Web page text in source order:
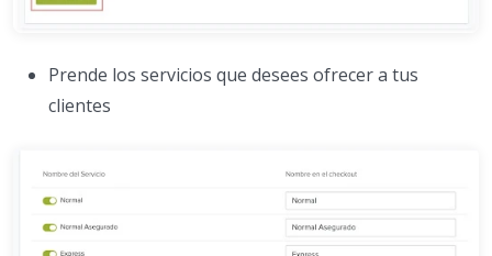
Prende los servicios que desees ofrecer a tus
clientes